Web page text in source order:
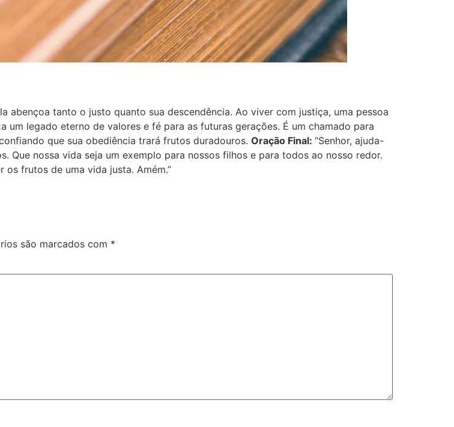
abençoa tanto o justo quanto sua descendência. Ao viver com justiça, uma pessoa
um legado eterno de valores e fé para as futuras gerações. É um chamado para
que sua obediência trará frutos duradouros. Oração Final: “Senhor, ajuda-
Que nossa vida seja um exemplo para nossos filhos e para todos ao nosso redor.
os frutos de uma vida justa. Amém.”
são marcados com *